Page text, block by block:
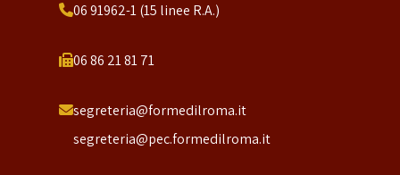
06 91962-1 (15 linee R.A.)
06 86 21 81 71
segreteria@formedilroma.it
segreteria@pec.formedilroma.it